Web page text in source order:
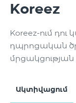
Koreez
Koreez-ում
դպրոցական
մրցակցության
Ակտիվացում